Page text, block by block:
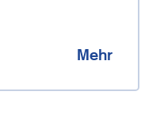
Mehr